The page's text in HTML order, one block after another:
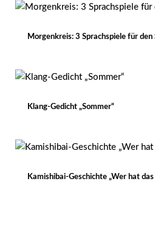
Morgenkreis: 3 Sprachspiele für den
Klang-Gedicht „Sommer“
Kamishibai-Geschichte „Wer hat das